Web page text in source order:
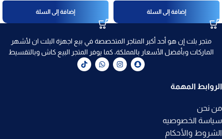
إضافة إلى السلة إضافة إلى السلة
متجر بلت إن هو أحد أكبر المتاجر المتخصصة في بيع اجهزة البلت ان لأشهر
الماركات وبأفضل الأسعار بالمملكة، كما يوفر المتجر البيع كاش وبالتقسيط
الروابط المهمة
من نحن
سياسة الخصوصيه
الشروط والأحكام